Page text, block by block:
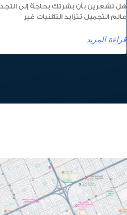
هل تشعرين بأن بشرتك بحاجة إلى
عالم التجميل تتزايد التقنيات غير
قراءة المزيد